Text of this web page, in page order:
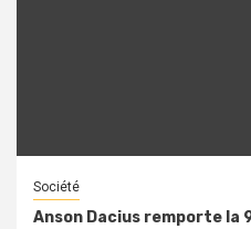
Société
Anson Dacius remporte la